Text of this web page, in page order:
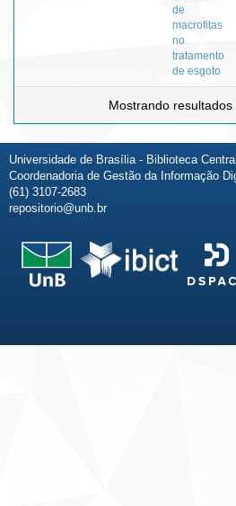
de
macrofitas
no
tratamento
de esgoto
Mostrando resultados
Universidade de Brasília - Biblioteca Central
Coordenadoria de Gestão da Informação
(61) 3107-2683
repositorio@unb.br